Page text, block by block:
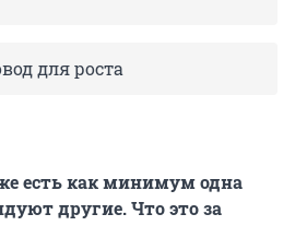
для роста
есть как минимум одна
другие. Что это за